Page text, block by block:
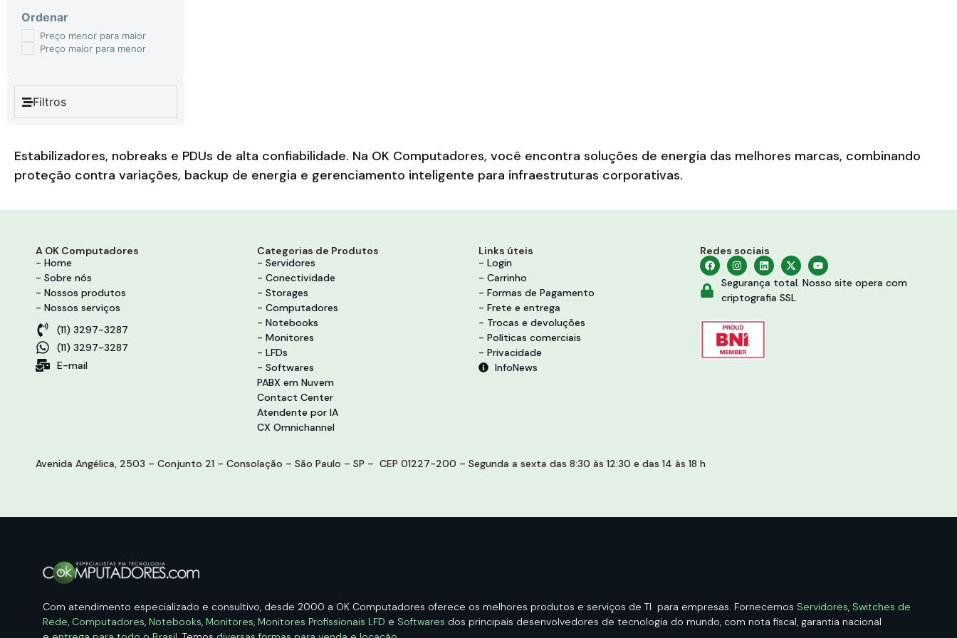
Ordenar
Preço menor para maior
Preço maior para menor
Filtros
Estabilizadores, nobreaks e PDUs de alta confiabilidade. Na OK Computadores, você encontra soluções de energia das melhores marcas, combinando
proteção contra variações, backup de energia e gerenciamento inteligente para infraestruturas corporativas.
A OK Computadores
- Home
- Sobre nós
- Nossos produtos
- Nossos serviços
(11) 3297-3287
(11) 3297-3287
E-mail
Categorias de Produtos
- Servidores
- Conectividade
- Storages
- Computadores
- Notebooks
- Monitores
- LFDs
- Softwares
PABX em Nuvem
Contact Center
Atendente por IA
CX Omnichannel
Links úteis
- Login
- Carrinho
- Formas de Pagamento
- Frete e entrega
- Trocas e devoluções
- Políticas comerciais
- Privacidade
InfoNews
Redes sociais
Segurança total. Nosso site opera com
criptografia SSL
Avenida Angélica, 2503 – Conjunto 21 – Consolação – São Paulo – SP – CEP 01227-200 – Segunda a sexta das 8:30 às 12:30 e das 14 às 18 h
Com atendimento especializado e consultivo, desde 2000 a OK Computadores oferece os melhores produtos e serviços de TI para empresas. Fornecemos Servidores, Switches de
Rede, Computadores, Notebooks, Monitores, Monitores Profissionais LFD e Softwares dos principais desenvolvedores de tecnologia do mundo, com nota fiscal, garantia nacional